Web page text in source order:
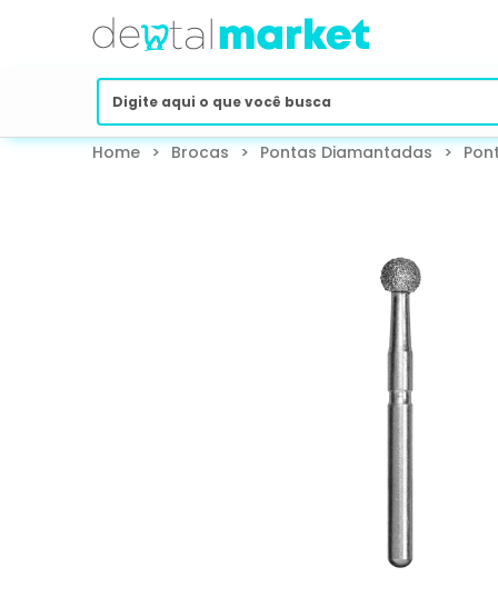
Home > Brocas > Pontas Diamantadas >